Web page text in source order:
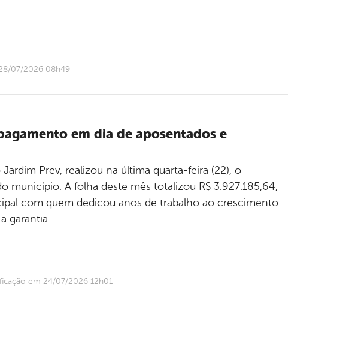
07/2026 08h49
em dia de aposentados e
Prev, realizou na última quarta-feira (22), o
município. A folha deste mês totalizou R$ 3.927.185,64,
com quem dedicou anos de trabalho ao crescimento
garantia
em 24/07/2026 12h01